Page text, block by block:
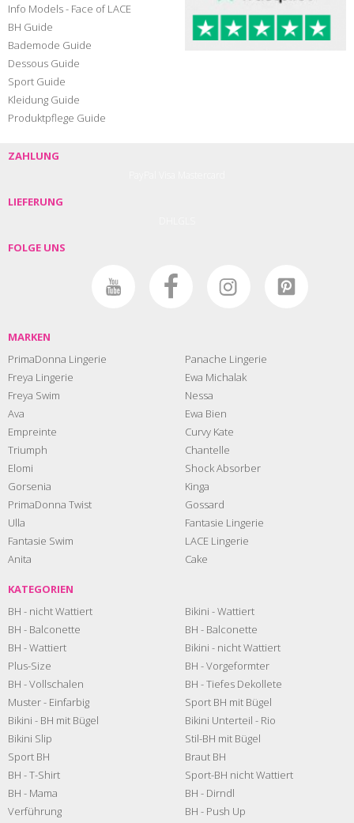
Info Models - Face of LACE
BH Guide
Bademode Guide
Dessous Guide
Sport Guide
Kleidung Guide
Produktpflege Guide
ZAHLUNG
LIEFERUNG
FOLGE UNS
MARKEN
PrimaDonna Lingerie
Freya Lingerie
Freya Swim
Ava
Empreinte
Triumph
Elomi
Gorsenia
PrimaDonna Twist
Ulla
Fantasie Swim
Anita
Panache Lingerie
Ewa Michalak
Nessa
Ewa Bien
Curvy Kate
Chantelle
Shock Absorber
Kinga
Gossard
Fantasie Lingerie
LACE Lingerie
Cake
KATEGORIEN
BH - nicht Wattiert
BH - Balconette
BH - Wattiert
Plus-Size
BH - Vollschalen
Muster - Einfarbig
Bikini - BH mit Bügel
Bikini Slip
Sport BH
BH - T-Shirt
BH - Mama
Verführung
Bikini - Wattiert
BH - Balconette
Bikini - nicht Wattiert
BH - Vorgeformter
BH - Tiefes Dekollete
Sport BH mit Bügel
Bikini Unterteil - Rio
Stil-BH mit Bügel
Braut BH
Sport-BH nicht Wattiert
BH - Dirndl
BH - Push Up